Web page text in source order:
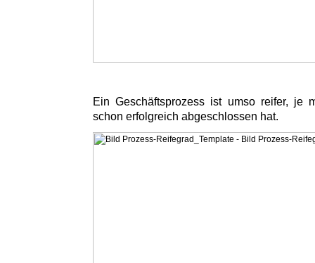
Ein Geschäftsprozess ist umso reifer, je
schon erfolgreich abgeschlossen hat.